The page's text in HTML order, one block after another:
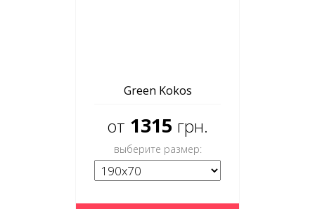
Green Kokos
от 1315 грн.
выберите размер: